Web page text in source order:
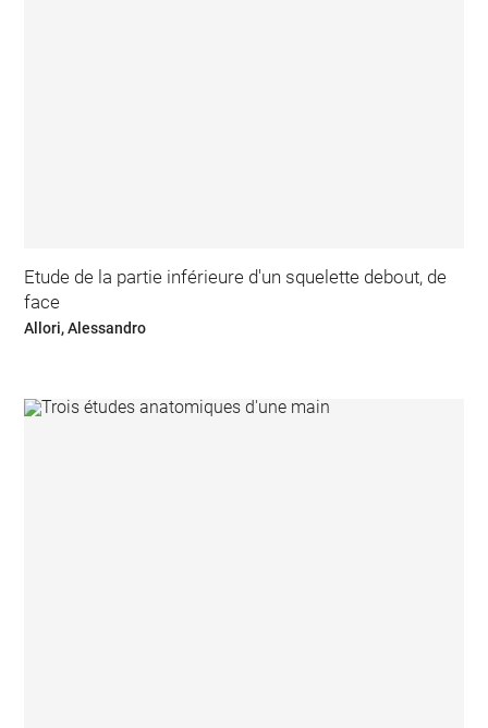
Etude de la partie inférieure d'un squelette debout, de
face
Allori, Alessandro